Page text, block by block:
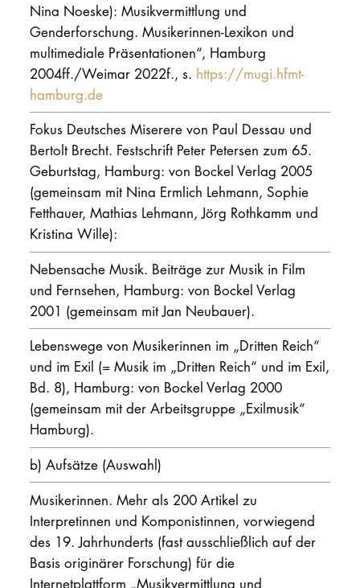
Nina Noeske): Musikvermittlung und
Genderforschung. Musikerinnen-Lexikon und
multimediale Präsentationen“, Hamburg
2004ff./Weimar 2022f., s. https://mugi.hfmt-
hamburg.de
Fokus Deutsches Miserere von Paul Dessau und
Bertolt Brecht. Festschrift Peter Petersen zum 65.
Geburtstag, Hamburg: von Bockel Verlag 2005
(gemeinsam mit Nina Ermlich Lehmann, Sophie
Fetthauer, Mathias Lehmann, Jörg Rothkamm und
Kristina Wille):
Nebensache Musik. Beiträge zur Musik in Film
und Fernsehen, Hamburg: von Bockel Verlag
2001 (gemeinsam mit Jan Neubauer).
Lebenswege von Musikerinnen im „Dritten Reich“
und im Exil (= Musik im „Dritten Reich“ und im Exil,
Bd. 8), Hamburg: von Bockel Verlag 2000
(gemeinsam mit der Arbeitsgruppe „Exilmusik“
Hamburg).
b) Aufsätze (Auswahl)
Musikerinnen. Mehr als 200 Artikel zu
Interpretinnen und Komponistinnen, vorwiegend
des 19. Jahrhunderts (fast ausschließlich auf der
Basis originärer Forschung) für die
Internetplattform „Musikvermittlung und